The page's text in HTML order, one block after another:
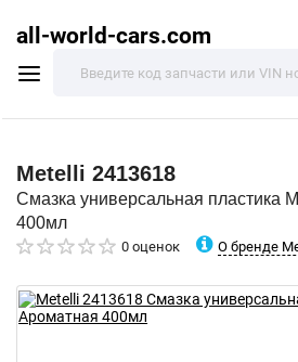
all-world-cars.com
Metelli 2413618
Смазка универсальная пластика
400мл
0 оценок О бренде